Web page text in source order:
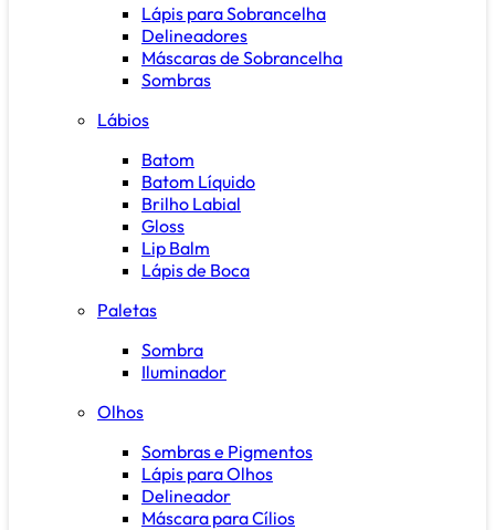
Lápis para Sobrancelha
Delineadores
Máscaras de Sobrancelha
Sombras
Lábios
Batom
Batom Líquido
Brilho Labial
Gloss
Lip Balm
Lápis de Boca
Paletas
Sombra
Iluminador
Olhos
Sombras e Pigmentos
Lápis para Olhos
Delineador
Máscara para Cílios